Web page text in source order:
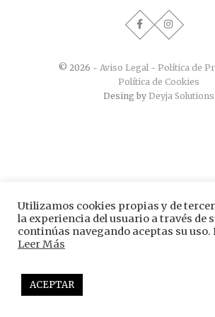
© 2026 - Aviso Legal - Política de
Política de Cookies
Desing by Deyja Solutions
Utilizamos cookies propias y de
la experiencia del usuario a través de
continúas navegando aceptas su
Leer Más
ACEPTAR